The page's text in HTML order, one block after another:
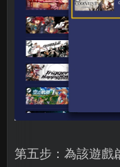
第五步：為該遊戲